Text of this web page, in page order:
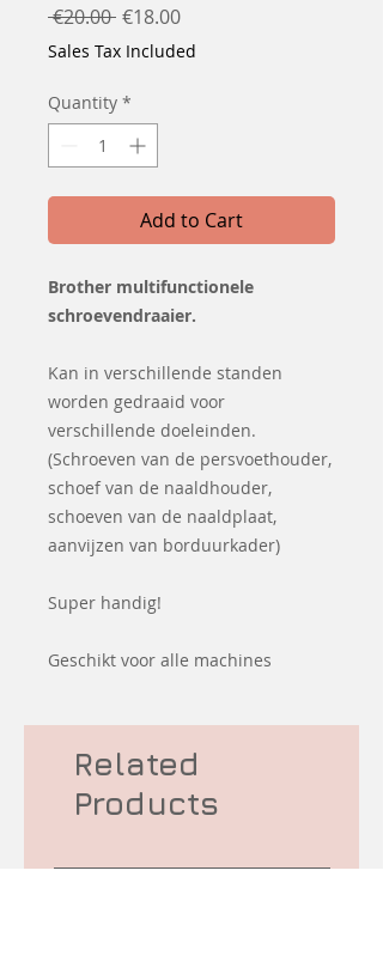
€20.00 Regular
Price
€18.00Sale
Price
Sales Tax Included
Quantity *
Add to Cart
Brother multifunctionele
schroevendraaier.
Kan in verschillende standen
worden gedraaid voor
verschillende doeleinden.
(Schroeven van de persvoethouder,
schoef van de naaldhouder,
schoeven van de naaldplaat,
aanvijzen van borduurkader)
Super handig!
Geschikt voor alle machines
Related
Products